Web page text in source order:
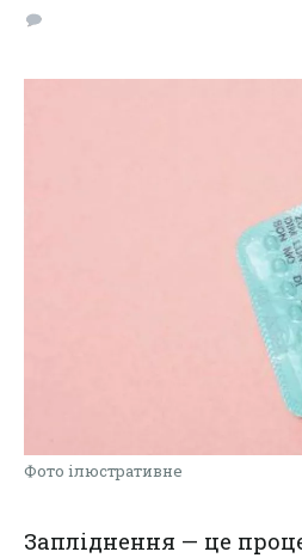
Фото ілюстративне
Запліднення — це